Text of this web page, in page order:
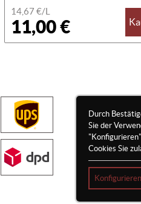
14,67 €/L
11,00 €
Durch
Sie der
Cookies Sie
Konfigurieren